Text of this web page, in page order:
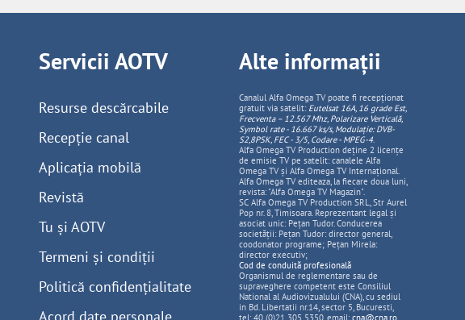
Servicii AOTV
Resurse descărcabile
Recepție canal
Aplicația mobilă
Revistă
Tu și AOTV
Termeni și condiții
Politică confidențialitate
Alte informații
Canalul Alfa Omega TV poate fi recepționat
gratuit via satelit: Eutelsat 16A, 16 grade Est,
Frecventa – 12.567 Mhz, PolarizareVerticală,
Symbol rate - 16.667 ks/s, Modulație: DVB-
S2,8PSK, FEC - 3/5, Codare - MPEG-4.
Alfa Omega TV Production deține 2 licențe
de emisie TV pe satelit: canalele Alfa
Omega TV și Alfa Omega TV Internațional.
Alfa Omega TV editeaza, la fiecare doua luni,
revista: "Alfa Omega TV Magazin".
SC Alfa Omega TV Production SRL, Str Aurel
Pop nr. 8, Timisoara. Reprezentant legal și
asociat unic: Pețan Tudor. Conducerea
societății: Pețan Tudor: director general,
coodonator programe; Pețan Mirela:
director executiv;
Cod de conduită profesională
Organismul de reglementare sau de
supraveghere competent este Consiliul
National al Audiovizualului (CNA), cu sediul
in Bd. Libertatii nr.14, sector 5, Bucuresti,
tel: 40 (0)21 305 5350, email: cna@cna.ro